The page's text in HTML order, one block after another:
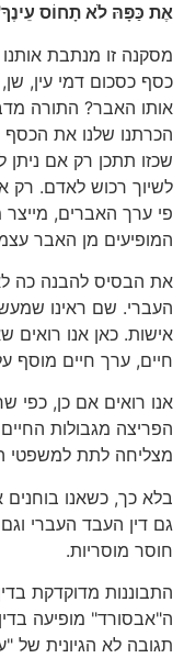
אֶת כַּפָּהּ לֹא תָחוֹס עֵינֶךָ
מסקנה זו מנתבת
כסף כסכום דמי עין,
אותו האבר? התורה
הכרתנו שלנו את הכסף
שכזו תתכן רק אם
לשיוך רכוש לאדם. רק
פי ערך האברים,
המופיעים מן האבר
את הבסיס להבנה כה
העברי. שם ראינו
אישות. כאן אנו רואים
חיים, ערך חיים מוסף
אנו רואים אם כן, כפי
הפריצה מגבולות
מצליחה לתת למשפטי
בלא כך, כשאנו
גם דין העבד העברי
חוסר מוסריות.
התבוננות מדוקדקת
ה"אבסורד" מופיעה
תגובה לא הגיונית של